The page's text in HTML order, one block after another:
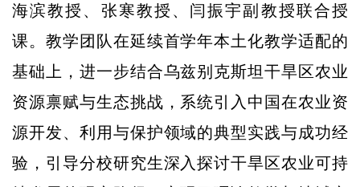
海滨教授、张寒教授、闫振宇副教授联合授
课。教学团队在延续首学年本土化教学适配的
基础上，进一步结合乌兹别克斯坦干旱区农业
资源禀赋与生态挑战，系统引入中国在农业资
源开发、利用与保护领域的典型实践与成功经
验，引导分校研究生深入探讨干旱区农业可持